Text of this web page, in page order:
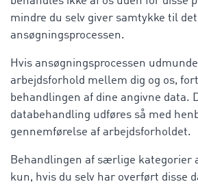
mindre du selv giver samtykke til
ansøgningsprocessen.
Hvis ansøgningsprocessen
arbejdsforhold mellem dig og os,
behandlingen af dine angivne data.
databehandling udføres så med
gennemførelse af arbejdsforholdet.
Behandlingen af særlige kategorier
kun, hvis du selv har overført disse